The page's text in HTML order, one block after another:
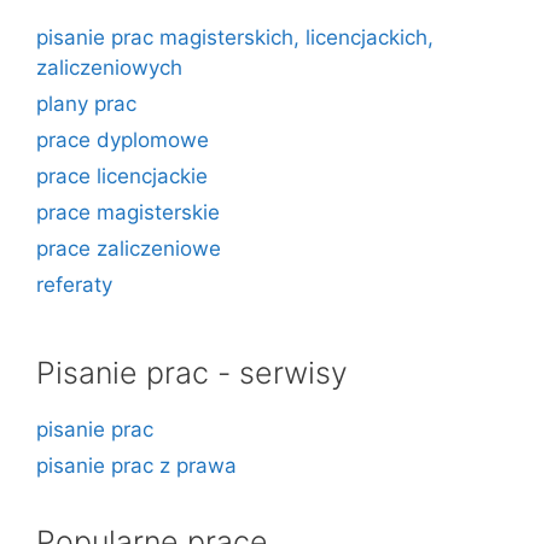
pisanie prac magisterskich, licencjackich,
zaliczeniowych
plany prac
prace dyplomowe
prace licencjackie
prace magisterskie
prace zaliczeniowe
referaty
Pisanie prac - serwisy
pisanie prac
pisanie prac z prawa